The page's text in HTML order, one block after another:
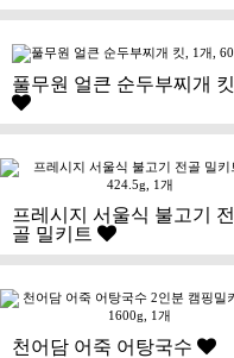
풀무원 얼큰 순두부찌개 킷
프레시지 서울식 불고기 전
골 밀키트
천어담 어죽 어탕국수